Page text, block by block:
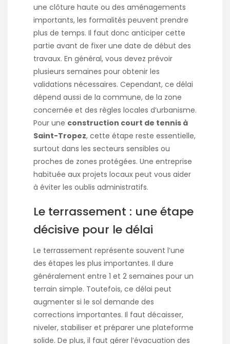
une clôture haute ou des aménagements
importants, les formalités peuvent prendre
plus de temps. Il faut donc anticiper cette
partie avant de fixer une date de début des
travaux. En général, vous devez prévoir
plusieurs semaines pour obtenir les
validations nécessaires. Cependant, ce délai
dépend aussi de la commune, de la zone
concernée et des règles locales d’urbanisme.
Pour une construction court de tennis à
Saint-Tropez, cette étape reste essentielle,
surtout dans les secteurs sensibles ou
proches de zones protégées. Une entreprise
habituée aux projets locaux peut vous aider
à éviter les oublis administratifs.
Le terrassement : une étape
décisive pour le délai
Le terrassement représente souvent l’une
des étapes les plus importantes. Il dure
généralement entre 1 et 2 semaines pour un
terrain simple. Toutefois, ce délai peut
augmenter si le sol demande des
corrections importantes. Il faut décaisser,
niveler, stabiliser et préparer une plateforme
solide. De plus, il faut gérer l’évacuation des